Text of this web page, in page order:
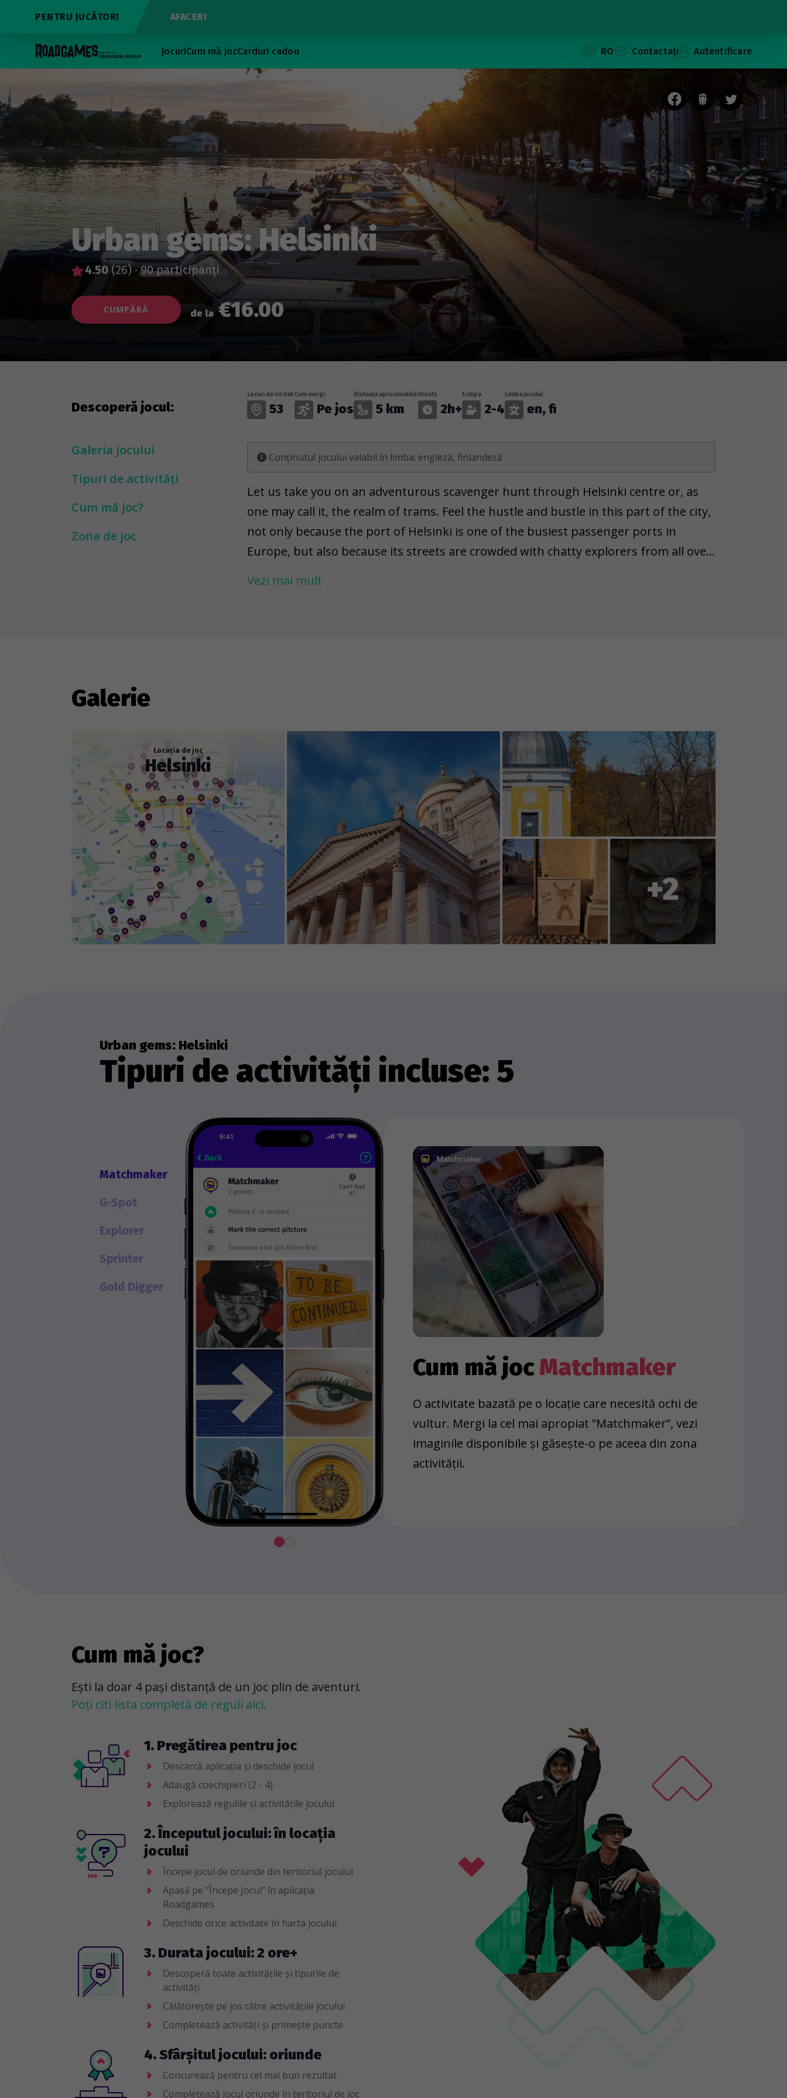
PENTRU JUCĂTORI AFACERI
JocuriCum mă jocCarduri cadou RO Contactați Autentificare
Urban gems: Helsinki
4.50 (26)·90 participanți
CUMPĂRĂ de la €16.00
Descoperă jocul:
Galeria jocului
Tipuri de activități
Cum mă joc?
Zona de joc
Locuri de vizitat:
53
Cum mergi
Pe jos
Distanță aproximativă:
5 km
Durată
2h+
Echipa
2-4
Limba jocului
en, fi
Conținutul jocului valabil în limba: engleză, finlandeză
Let us take you on an adventurous scavenger hunt through Helsinki centre or, as
one may call it, the realm of trams. Feel the hustle and bustle in this part of the city,
not only because the port of Helsinki is one of the busiest passenger ports in
Europe, but also because its streets are crowded with chatty explorers from all over
to warn you that there might be situations where an object from the task is lost,
replaced, demolished, repainted, or damaged. Please remember that not all game
objects are easily accessible and visible in certain weather conditions (rain, snow,
fog).
The game's content is edited and updated in collaboration with you, the players, so
we appreciate everyone who contributes new content or reports changes to
existing content.
Vezi mai mult
Galerie
Locația de joc
Helsinki
+2
Urban gems: Helsinki
Tipuri de activități incluse: 5
Matchmaker
G-Spot
Explorer
Sprinter
Gold Digger
Cum mă jocMatchmaker
O activitate bazată pe o locație care necesită ochi de
vultur. Mergi la cel mai apropiat ”Matchmaker”, vezi
imaginile disponibile și găsește-o pe aceea din zona
activității.
Cum mă joc?
Ești la doar 4 pași distanță de un joc plin de aventuri.
Poți citi lista completă de reguli aici.
1. Pregătirea pentru joc
Descarcă aplicația și deschide jocul
Adaugă coechipieri (2 - 4)
Explorează regulile și activitățile jocului
2. Începutul jocului: în locația
jocului
Începe jocul de oriunde din teritoriul jocului
Apasă pe ”Începe Jocul” în aplicația
Roadgames
Deschide orice activitate în harta jocului
3. Durata jocului: 2 ore+
Descoperă toate activitățile și tipurile de
activități
Călătorește pe jos către activitățile jocului
Completează activități și primește puncte
4. Sfârșitul jocului: oriunde
Concurează pentru cel mai bun rezultat
Completează jocul oriunde în teritoriul de joc